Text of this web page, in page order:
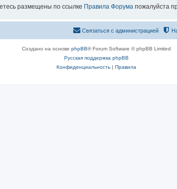
размещены по ссылке Правила Форума пожалуйста
Связаться с администрацией
Создано на основе phpBB® Forum Software © phpBB Limited
Русская поддержка phpBB
Конфиденциальность| Правила